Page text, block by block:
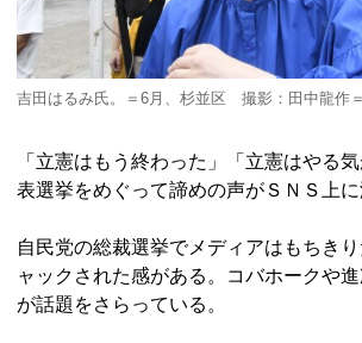
吉田はるみ氏。＝6月、杉並区 撮影：田中龍作＝
「立憲はもう終わった」「立憲はやる
表選挙をめぐって諦めの声がＳＮＳ上に
自民党の総裁選挙でメディアはもちき
ャックされた感がある。コバホークや
が話題をさらっている。